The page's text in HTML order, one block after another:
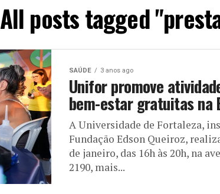
All posts tagged
SAÚDE 3 anos ago
Unifor promove
bem-estar gratuitas na
A Universidade de Fortaleza,
Fundação Edson Queiroz,
de janeiro, das 16h às 20h, na
2190, mais...